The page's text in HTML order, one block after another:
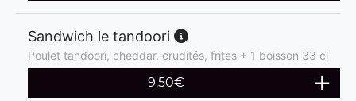
Sandwich le tandoori
Poulet tandoori, cheddar, crudités, frites + 1 boisson 33 cl
9.50€